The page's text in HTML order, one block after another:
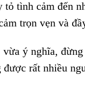
tỏ tình cảm đến
trọn vẹn và
ý nghĩa,
rất nhiều